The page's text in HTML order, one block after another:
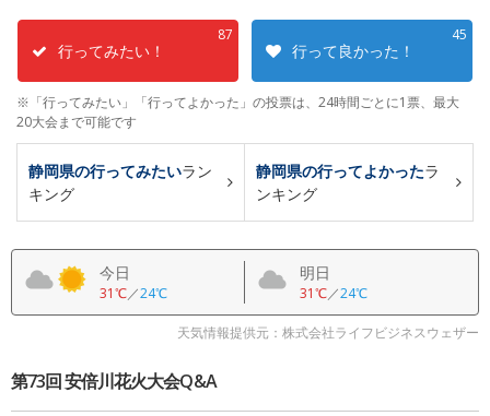
87
行ってみたい！
45
行って良かった！
※「行ってみたい」「行ってよかった」の投票は、24時間ごとに1票、最大
20大会まで可能です
静岡県の行ってみたいラン
キング
静岡県の行ってよかったラ
ンキング
今日
31℃／24℃
明日
31℃／24℃
天気情報提供元：株式会社ライフビジネスウェザー
第73回 安倍川花火大会Q&A